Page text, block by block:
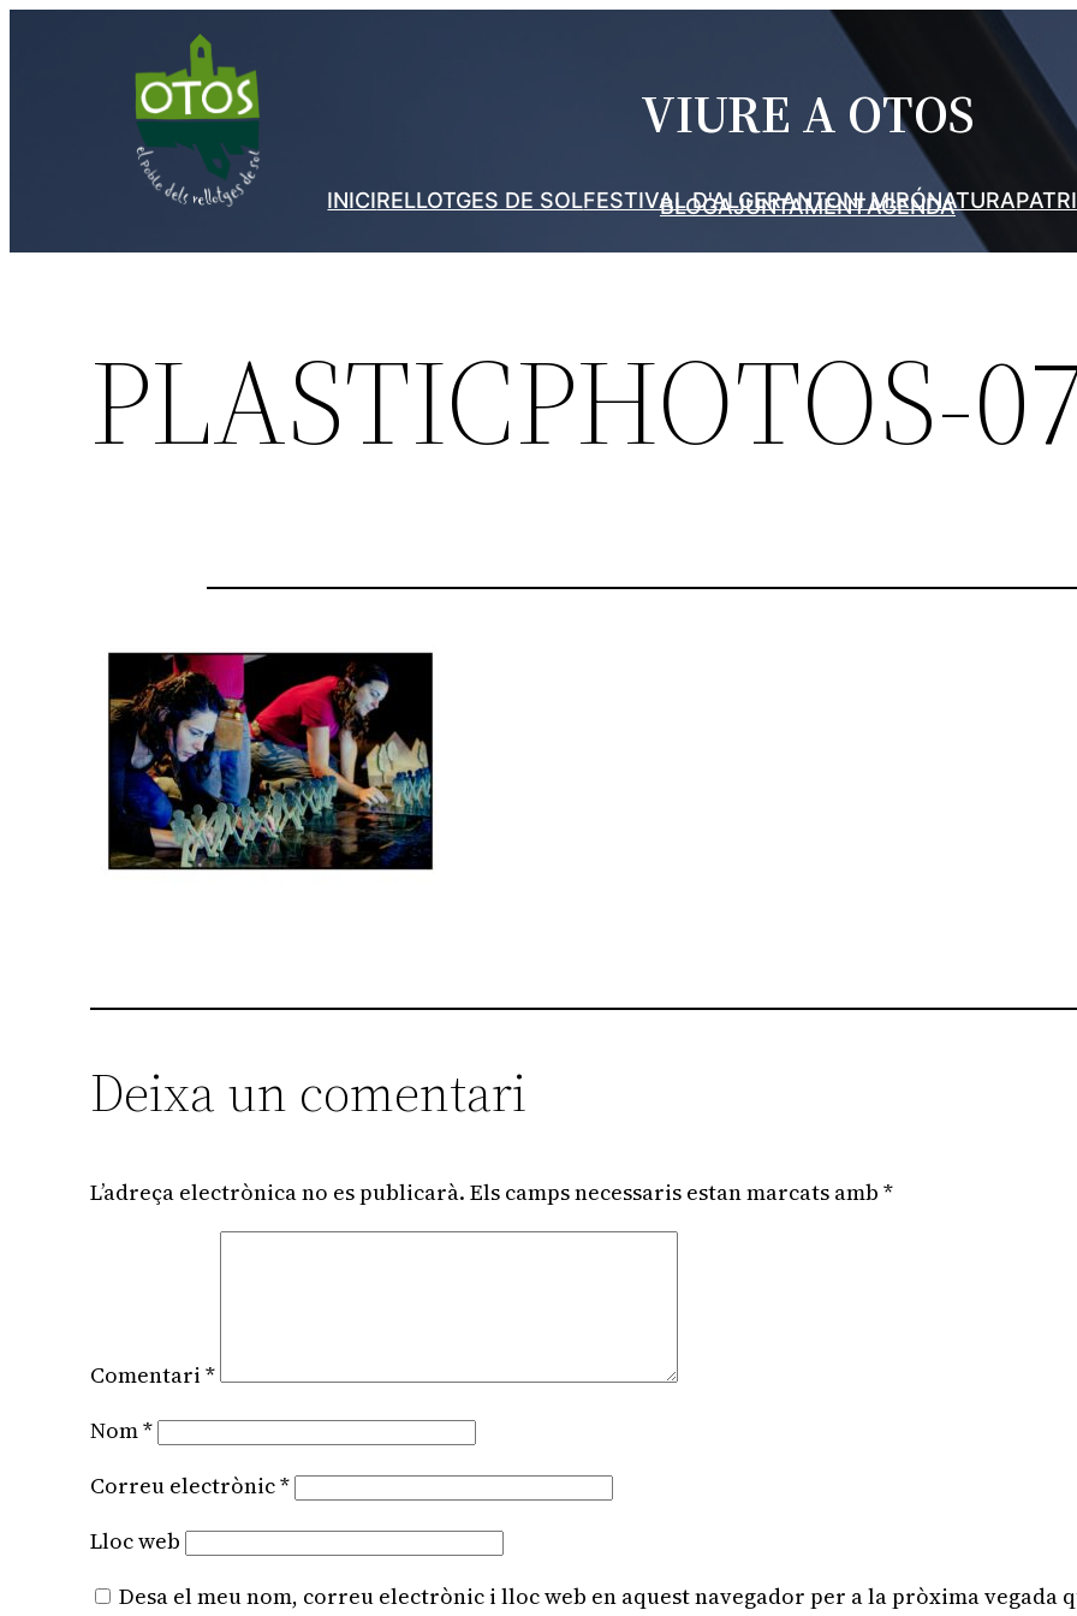
VIURE A OTOS
INICIRELLOTGES DE SOLFESTIVAL D'ALGERANTONI MIRÓNATURA
BLOGAJUNTAMENTAGENDA
PLASTICPHOTOS-
Deixa un comentari
L’adreça electrònica no es publicarà. Els camps necessaris estan marcats amb*
Comentari*
Nom*
Correu electrònic*
Lloc web
Desa el meu nom, correu electrònic i lloc web en aquest navegador per a la pròxima vegada